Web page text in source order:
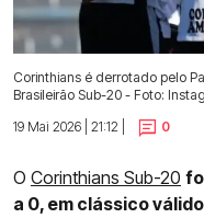
Corinthians é derrotado pelo
Brasileirão Sub-20 - Foto:
19 Mai 2026 | 21:12 |
0
O Corinthians Sub-20
a 0, em clássico